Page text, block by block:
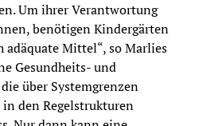
Um ihrer Verantwortung
benötigen Kindergärten
adäquate Mittel“, so Marlies
Gesundheits- und
über Systemgrenzen
den Regelstrukturen